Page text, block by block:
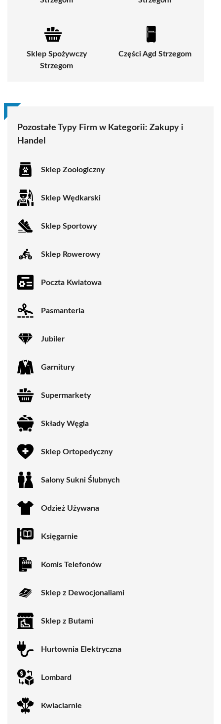
Sklep Spożywczy
Strzegom
Części Agd Strzegom
Pozostałe Typy Firm w Kategorii: Zakupy i
Handel
Sklep Zoologiczny
Sklep Wędkarski
Sklep Sportowy
Sklep Rowerowy
Poczta Kwiatowa
Pasmanteria
Jubiler
Garnitury
Supermarkety
Składy Węgla
Sklep Ortopedyczny
Salony Sukni Ślubnych
Odzież Używana
Księgarnie
Komis Telefonów
Sklep z Dewocjonaliami
Sklep z Butami
Hurtownia Elektryczna
Lombard
Kwiaciarnie